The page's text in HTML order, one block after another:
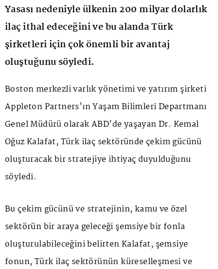
Yasası nedeniyle ülkenin 200 milyar dolarlık
ilaç ithal edeceğini ve bu alanda Türk
şirketleri için çok önemli bir avantaj
oluştuğunu söyledi.
Boston merkezli varlık yönetimi ve yatırım şirketi
Appleton Partners'ın Yaşam Bilimleri Departmanı
Genel Müdürü olarak ABD'de yaşayan Dr. Kemal
Oğuz Kalafat, Türk ilaç sektöründe çekim gücünü
oluşturacak bir stratejiye ihtiyaç duyulduğunu
söyledi.
Bu çekim gücünü ve stratejinin, kamu ve özel
sektörün bir araya geleceği şemsiye bir fonla
oluşturulabileceğini belirten Kalafat, şemsiye
fonun, Türk ilaç sektörünün küreselleşmesi ve